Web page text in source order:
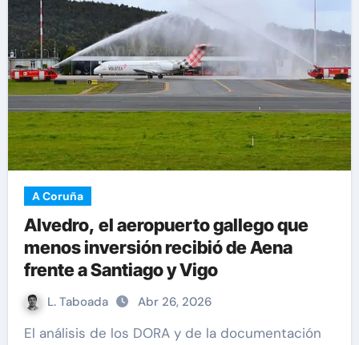
A Coruña
Alvedro, el aeropuerto gallego que
menos inversión recibió de Aena
frente a Santiago y Vigo
L. Taboada Abr 26, 2026
El análisis de los DORA y de la documentación